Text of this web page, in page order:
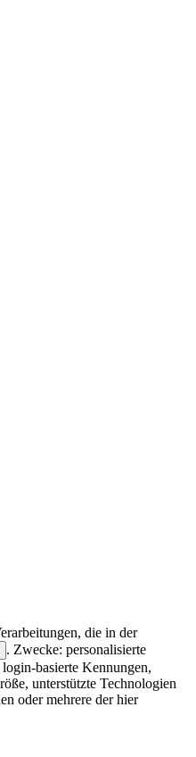
die in der
. Zwecke: personalisierte
basierte Kennungen,
unterstützte Technologien
oder mehrere der hier